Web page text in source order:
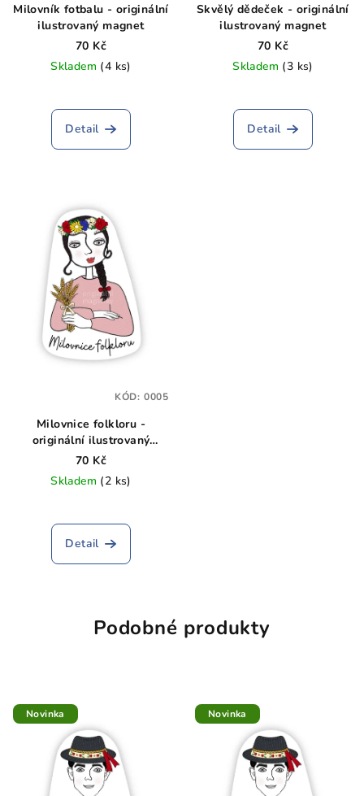
Milovník fotbalu - originální
ilustrovaný magnet
70 Kč
Skladem (4 ks)
Detail
Skvělý dědeček - originální
ilustrovaný magnet
70 Kč
Skladem (3 ks)
Detail
Milovnice folkloru -
originální ilustrovaný
magnet
70 Kč
Skladem (2 ks)
Detail
KÓD: 0005
Podobné produkty
Novinka Novinka